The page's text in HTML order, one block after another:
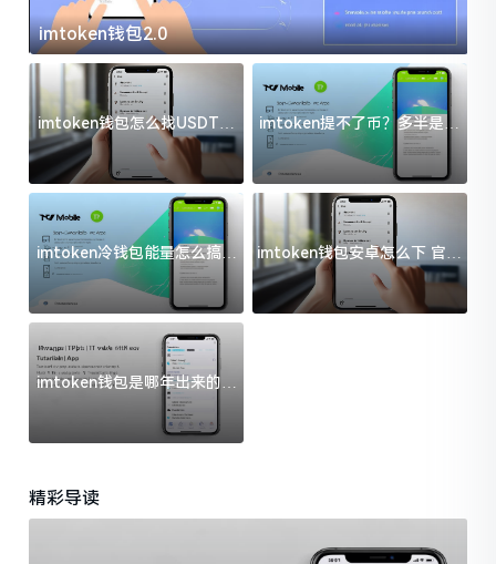
imtoken钱包2.0
imtoken钱包怎么找USDT地
址？三步搞定不踩坑
imtoken提不了币？多半是这
几件事没处理好
imtoken冷钱包能量怎么搞？
过来人告诉你门道
imtoken钱包安卓怎么下 官方
渠道避坑指南
imtoken钱包是哪年出来的？
一文给你说清楚
精彩导读